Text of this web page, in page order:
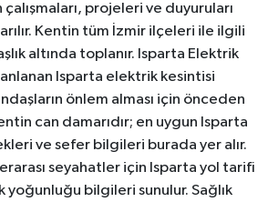
çalışmaları, projeleri ve duyuruları
Kentin tüm İzmir ilçeleri ile ilgili
altında toplanır. Isparta Elektrik
Isparta elektrik kesintisi
önlem alması için önceden
can damarıdır; en uygun Isparta
ve sefer bilgileri burada yer alır.
seyahatler için Isparta yol tarifi
yoğunluğu bilgileri sunulur. Sağlık